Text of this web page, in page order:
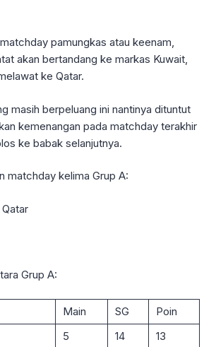
pamungkas atau keenam,
akan bertandang ke markas Kuwait,
ke Qatar.
masih berpeluang ini nantinya dituntut
kemenangan pada matchday terakhir
ke babak selanjutnya.
matchday kelima Grup A:
Grup A:
Main SG
Poin
5 14
13